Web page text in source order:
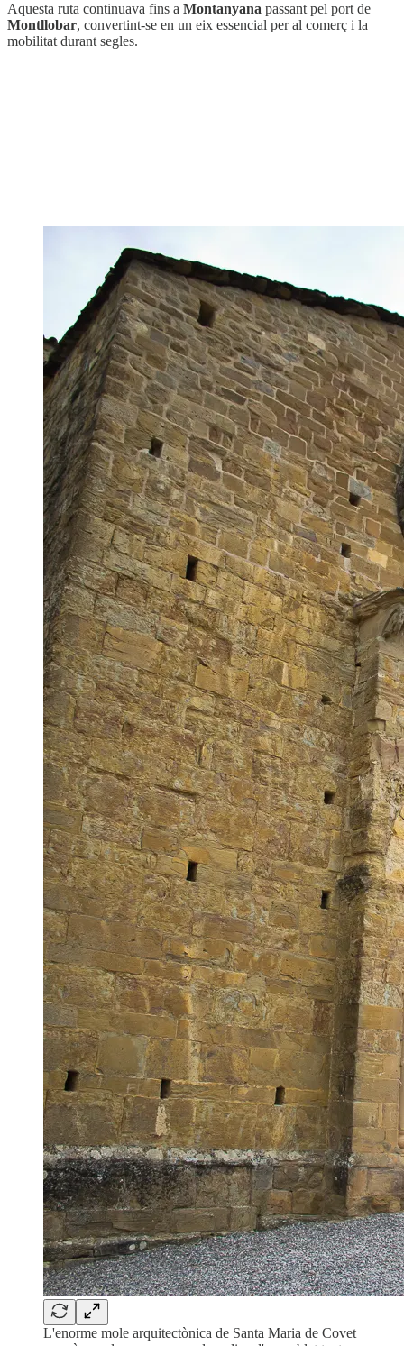
Aquesta ruta continuava fins a Montanyana passant pel port de
Montllobar, convertint-se en un eix essencial per al comerç i la
mobilitat durant segles.
L'enorme mole arquitectònica de Santa Maria de Covet